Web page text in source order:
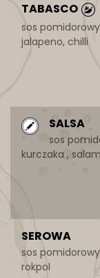
TABASCO
sos
jalapeno, chilli
SALSA
sos
kurczaka ,
SEROWA
sos
rokpol